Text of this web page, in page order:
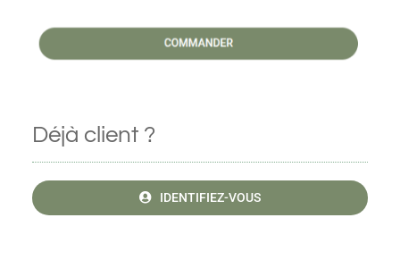
Déjà client ?
IDENTIFIEZ-VOUS